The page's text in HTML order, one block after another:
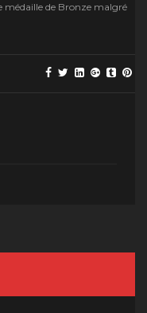
médaille de Bronze malgré